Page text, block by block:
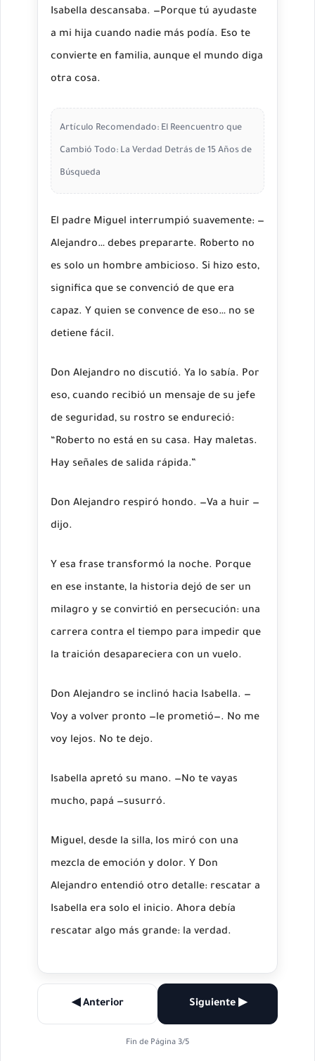
Isabella descansaba. —Porque tú ayudaste
a mi hija cuando nadie más podía. Eso te
convierte en familia, aunque el mundo diga
otra cosa.
Artículo Recomendado: El Reencuentro que
Cambió Todo: La Verdad Detrás de 15 Años de
Búsqueda
El padre Miguel interrumpió suavemente: —
Alejandro… debes prepararte. Roberto no
es solo un hombre ambicioso. Si hizo esto,
significa que se convenció de que era
capaz. Y quien se convence de eso… no se
detiene fácil.
Don Alejandro no discutió. Ya lo sabía. Por
eso, cuando recibió un mensaje de su jefe
de seguridad, su rostro se endureció:
“Roberto no está en su casa. Hay maletas.
Hay señales de salida rápida.”
Don Alejandro respiró hondo. —Va a huir —
dijo.
Y esa frase transformó la noche. Porque
en ese instante, la historia dejó de ser un
milagro y se convirtió en persecución: una
carrera contra el tiempo para impedir que
la traición desapareciera con un vuelo.
Don Alejandro se inclinó hacia Isabella. —
Voy a volver pronto —le prometió—. No me
voy lejos. No te dejo.
Isabella apretó su mano. —No te vayas
mucho, papá —susurró.
Miguel, desde la silla, los miró con una
mezcla de emoción y dolor. Y Don
Alejandro entendió otro detalle: rescatar a
Isabella era solo el inicio. Ahora debía
rescatar algo más grande: la verdad.
◀ Anterior Siguiente ▶
Fin de Página 3/5